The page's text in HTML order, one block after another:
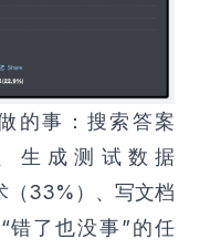
的事：搜索答案
生成测试数据
（33%）、写文档
错了也没事”的任